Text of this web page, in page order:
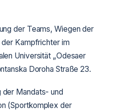
der Teams, Wiegen der
der Kampfrichter im
Universität „Odesaer
Doroha Straße 23.
Mandats- und
(Sportkomplex der